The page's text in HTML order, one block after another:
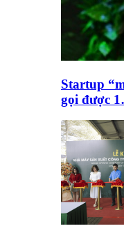
Startup
gọi được